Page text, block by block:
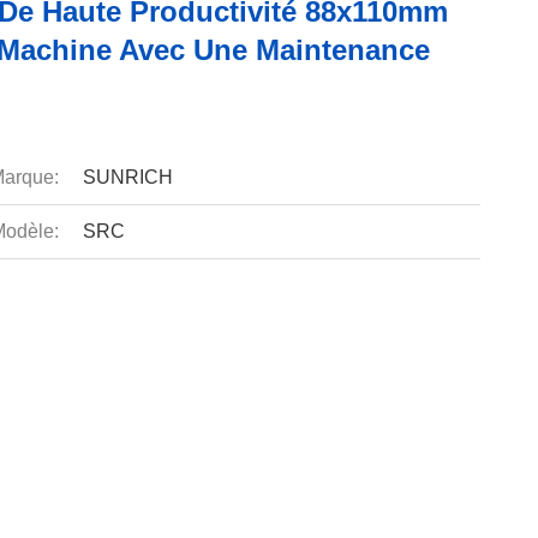
Haute Productivité 88x110mm
Avec Une Maintenance
SUNRICH
SRC